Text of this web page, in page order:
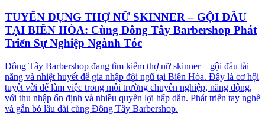
TUYỂN DỤNG THỢ NỮ SKINNER – GỘI ĐẦU
TẠI BIÊN HÒA: Cùng Đông Tây Barbershop Phát
Triển Sự Nghiệp Ngành Tóc
Đông Tây Barbershop đang tìm kiếm thợ nữ skinner – gội đầu tài
năng và nhiệt huyết để gia nhập đội ngũ tại Biên Hòa. Đây là cơ hội
tuyệt vời để làm việc trong môi trường chuyên nghiệp, năng động,
với thu nhập ổn định và nhiều quyền lợi hấp dẫn. Phát triển tay nghề
và gắn bó lâu dài cùng Đông Tây Barbershop.